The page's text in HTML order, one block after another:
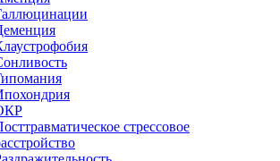
стрессовое